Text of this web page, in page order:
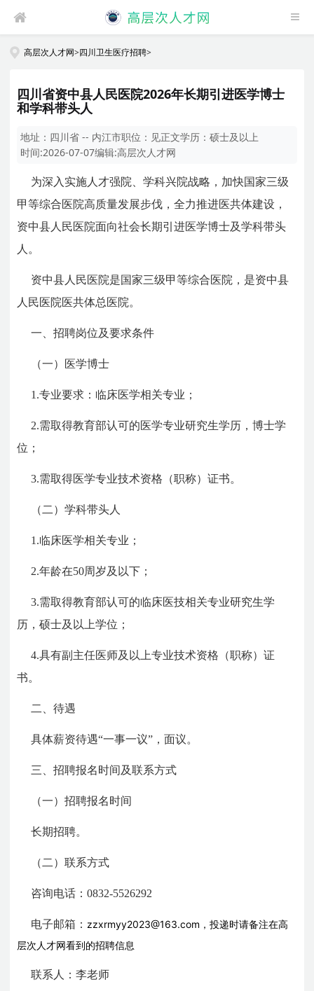
高层次人才网>四川卫生医疗招聘>
四川省资中县人民医院2026年长期引进医学博士
和学科带头人
地址： 四川省 -- 内江市职位： 见正文学历：硕士及以上
时间:2026-07-07编辑:高层次人才网
为深入实施人才强院、学科兴院战略，加快国家三级
甲等综合医院高质量发展步伐，全力推进医共体建设，
资中县人民医院面向社会长期引进医学博士及学科带头
人。
资中县人民医院是国家三级甲等综合医院，是资中县
人民医院医共体总医院。
一、招聘岗位及要求条件
（一）医学博士
1.专业要求：临床医学相关专业；
2.需取得教育部认可的医学专业研究生学历，博士学
位；
3.需取得医学专业技术资格（职称）证书。
（二）学科带头人
1.临床医学相关专业；
2.年龄在50周岁及以下；
3.需取得教育部认可的临床医技相关专业研究生学
历，硕士及以上学位；
4.具有副主任医师及以上专业技术资格（职称）证
书。
二、待遇
具体薪资待遇“一事一议”，面议。
三、招聘报名时间及联系方式
（一）招聘报名时间
长期招聘。
（二）联系方式
咨询电话：0832-5526292
电子邮箱： zzxrmyy2023@163.com，投递时请备注在高
层次人才网看到的招聘信息
联系人：李老师